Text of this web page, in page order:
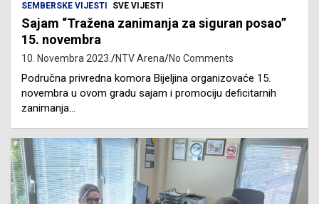
SEMBERSKE VIJESTI SVE VIJESTI
Sajam “Tražena zanimanja za siguran posao”
15. novembra
10. Novembra 2023. NTV Arena No Comments
Područna privredna komora Bijeljina organizovaće 15.
novembra u ovom gradu sajam i promociju deficitarnih
zanimanja…